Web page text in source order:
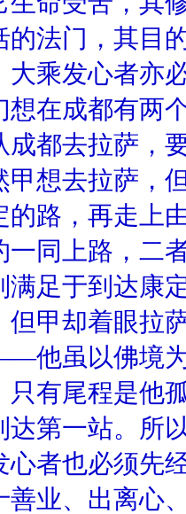
的法门，其目
大乘发心者亦
想在成都有两
成都去拉萨，
甲想去拉萨，
的路，再走上
一同上路，二
满足于到达康
但甲却着眼拉
他虽以佛境
只有尾程是他
第一站。所
心者也必须先
善业、出离心